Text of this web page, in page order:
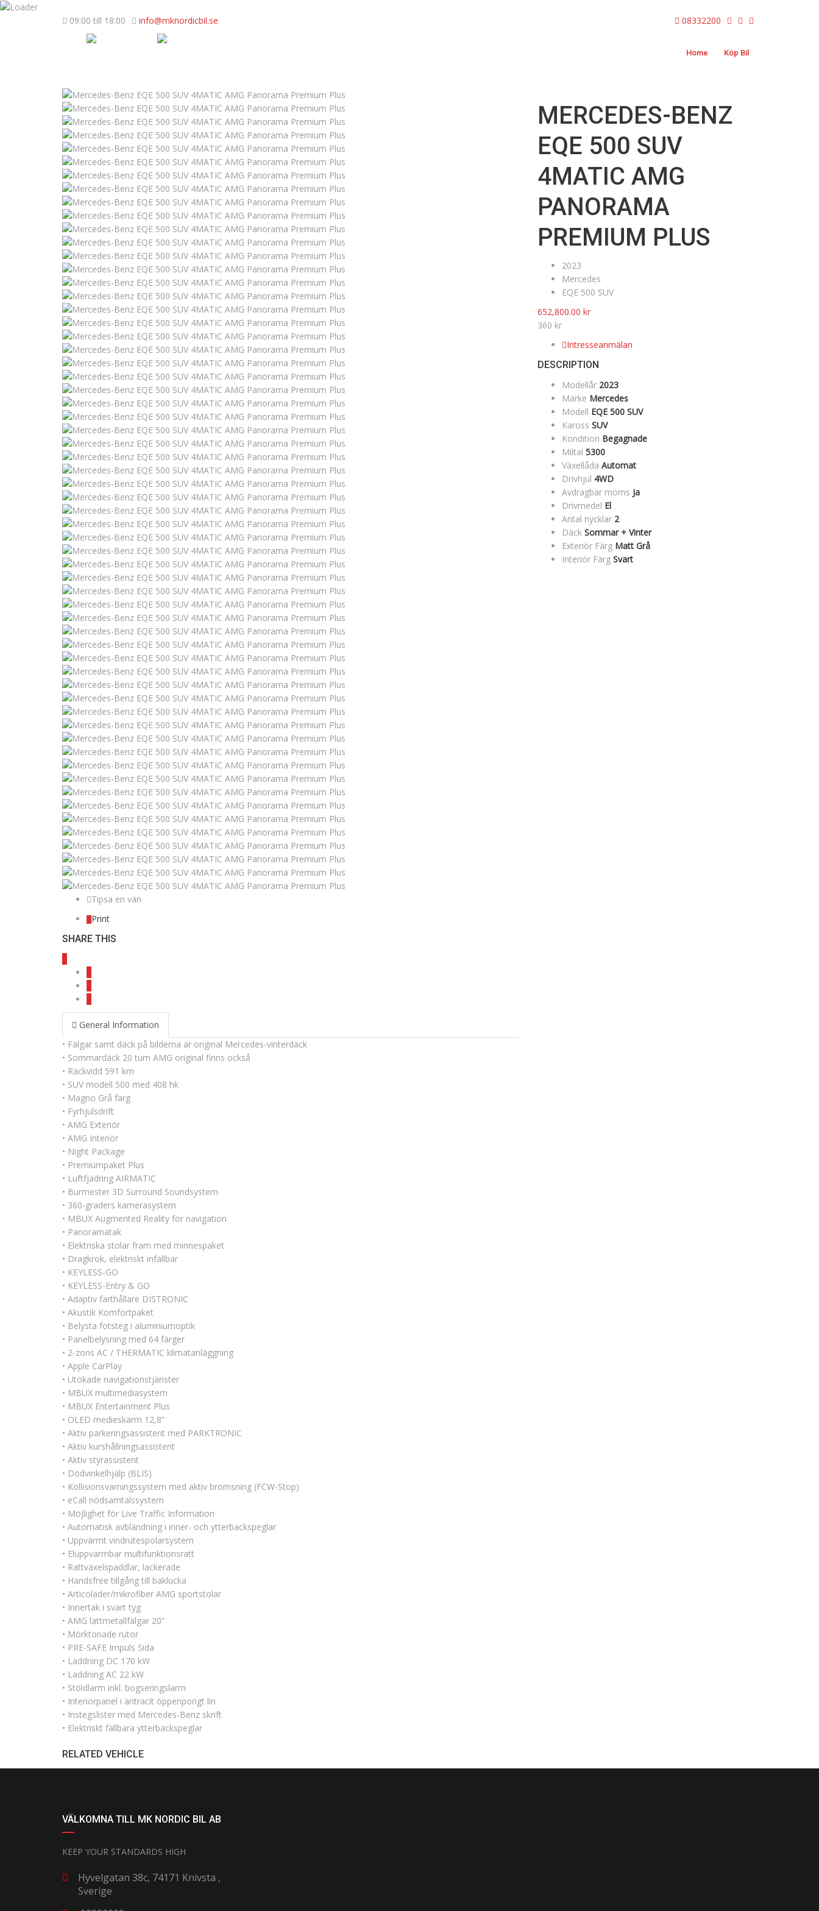
09:00 till 18:00 info@mknordicbil.se 08332200
Home Köp Bil
Tipsa en vän
Print
SHARE THIS
General Information
• Fälgar samt däck på bilderna är original Mercedes-vinterdäck
• Sommardäck 20 tum AMG original finns också
• Räckvidd 591 km
• SUV modell 500 med 408 hk
• Magno Grå färg
• Fyrhjulsdrift
• AMG Exteriör
• AMG Interiör
• Night Package
• Premiumpaket Plus
• Luftfjädring AIRMATIC
• Burmester 3D Surround Soundsystem
• 360-graders kamerasystem
• MBUX Augmented Reality för navigation
• Panoramatak
• Elektriska stolar fram med minnespaket
• Dragkrok, elektriskt infällbar
• KEYLESS-GO
• KEYLESS-Entry & GO
• Adaptiv farthållare DISTRONIC
• Akustik Komfortpaket
• Belysta fotsteg i aluminiumoptik
• Panelbelysning med 64 färger
• 2-zons AC / THERMATIC klimatanläggning
• Apple CarPlay
• Utökade navigationstjänster
• MBUX multimediasystem
• MBUX Entertainment Plus
• OLED medieskärm 12,8”
• Aktiv parkeringsassistent med PARKTRONIC
• Aktiv kurshållningsassistent
• Aktiv styrassistent
• Dödvinkelhjälp (BLIS)
• Kollisionsvarningssystem med aktiv bromsning (FCW-Stop)
• eCall nödsamtalssystem
• Möjlighet för Live Traffic Information
• Automatisk avbländning i inner- och ytterbackspeglar
• Uppvärmt vindrutespolarsystem
• Eluppvärmbar multifunktionsratt
• Rattväxelspaddlar, lackerade
• Handsfree tillgång till baklucka
• Articoläder/mikrofiber AMG sportstolar
• Innertak i svart tyg
• AMG lättmetallfälgar 20”
• Mörktonade rutor
• PRE-SAFE Impuls Sida
• Laddning DC 170 kW
• Laddning AC 22 kW
• Stöldlarm inkl. bogseringslarm
• Interiörpanel i antracit öppenporigt lin
• Instegslister med Mercedes-Benz skrift
• Elektriskt fällbara ytterbackspeglar
MERCEDES-BENZ
EQE 500 SUV
4MATIC AMG
PANORAMA
PREMIUM PLUS
2023
Mercedes
EQE 500 SUV
652,800.00 kr
360 kr
Intresseanmälan
DESCRIPTION
Modellår 2023
Märke Mercedes
Modell EQE 500 SUV
Kaross SUV
Kondition Begagnade
Miltal 5300
Växellåda Automat
Drivhjul 4WD
Avdragbar moms Ja
Drivmedel El
Antal nycklar 2
Däck Sommar + Vinter
Exteriör Färg Matt Grå
Interiör Färg Svart
RELATED VEHICLE
VÄLKOMNA TILL MK NORDIC BIL AB
KEEP YOUR STANDARDS HIGH
Hyvelgatan 38c, 74171 Knivsta ,
Sverige